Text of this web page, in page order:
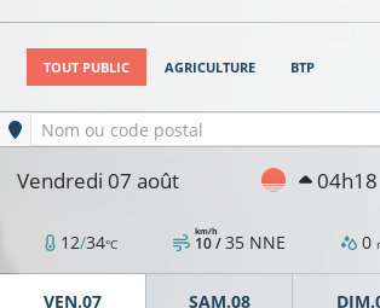
TOUT PUBLIC AGRICULTURE BTP
Ville sélectionnée
Nom ou code postal
Vendredi 07 août 04h18
12/34°C 10 /
km/h 35 NNE 0
VEN.07 SAM.08
11°C